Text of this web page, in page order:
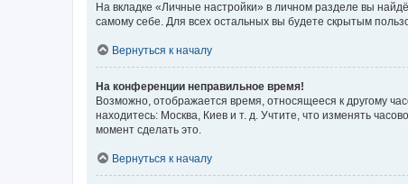
На вкладке «Личные настройки» в личном разделе вы
самому себе. Для всех остальных вы будете скрытым
Вернуться к началу
На конференции неправильное время!
Возможно, отображается время, относящееся к другому
находитесь: Москва, Киев и т. д. Учтите, что изменять
момент сделать это.
Вернуться к началу